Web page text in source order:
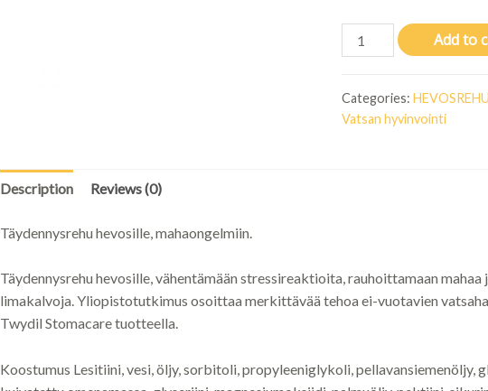
Twydil
Stomacare
tuubi
quantity
Add to
Categories:
Vatsan hyvinvointi
Description Reviews (0)
Täydennysrehu hevosille, mahaongelmiin.
Täydennysrehu hevosille, vähentämään stressireaktioita, rauhoittamaan mahaa
limakalvoja. Yliopistotutkimus osoittaa merkittävää tehoa ei-vuotavien
Twydil Stomacare tuotteella.
Koostumus Lesitiini, vesi, öljy, sorbitoli, propyleeniglykoli, pellavansiemenöljy,